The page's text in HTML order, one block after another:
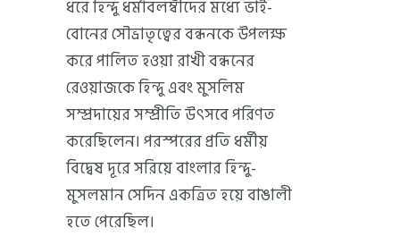
ধরে হিন্দু ধর্মাবলম্বীদের মধ্যে ভাই-
বোনের সৌভ্রাতৃত্বের বন্ধনকে উপলক্ষ
করে পালিত হওয়া রাখী বন্ধনের
রেওয়াজকে হিন্দু এবং মুসলিম
সম্প্রদায়ের সম্প্রীতি উৎসবে পরিণত
করেছিলেন। পরস্পরের প্রতি ধর্মীয়
বিদ্বেষ দূরে সরিয়ে বাংলার হিন্দু-
মুসলমান সেদিন একত্রিত হয়ে বাঙালী
হতে পেরেছিল।